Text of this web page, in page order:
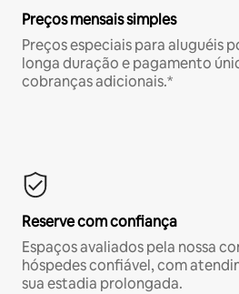
Preços mensais simples
Preços especiais para aluguéis
longa duração e pagamento
cobranças adicionais.*
Reserve com confiança
Espaços avaliados pela nossa
hóspedes confiável, com
sua estadia prolongada.